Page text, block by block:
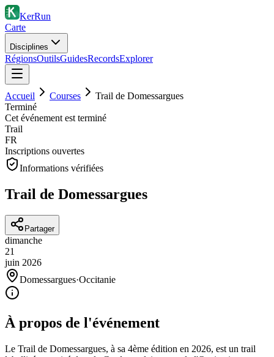
KerRun
Carte
Disciplines
RégionsOutilsGuidesRecordsExplorer
Accueil Courses
Trail de Domessargues
Terminé
Cet événement est terminé
Trail
FR
Inscriptions ouvertes
Informations vérifiées
Trail de Domessargues
Partager
dimanche
21
juin 2026
Domessargues·Occitanie
À propos de l'événement
Le Trail de Domessargues, à sa 4ème édition en 2026, est un trail